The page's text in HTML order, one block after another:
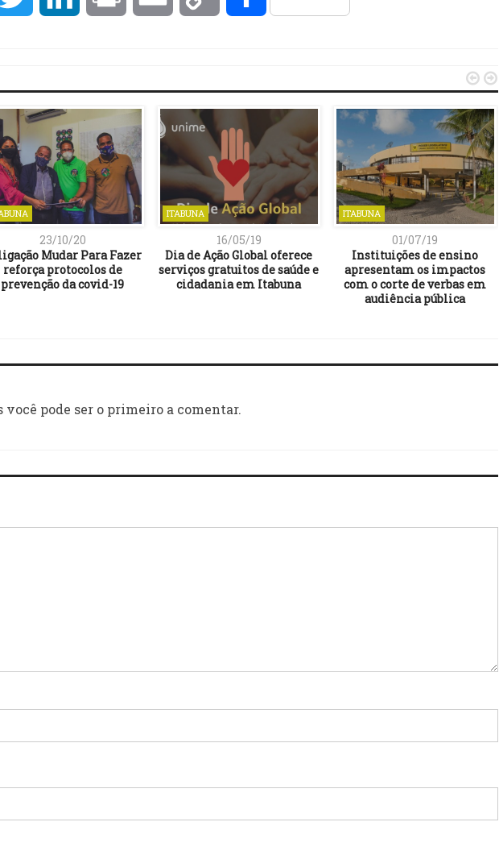
23/10/20
Mudar Para Fazer
reforça protocolos de
prevenção da covid-19
ITABUNA
16/05/19
Dia de Ação Global oferece
serviços gratuitos de saúde e
cidadania em Itabuna
ITABUNA
01/07/19
Instituições de ensino
apresentam os impactos
com o corte de verbas em
audiência pública
 
você pode ser o primeiro a comentar.